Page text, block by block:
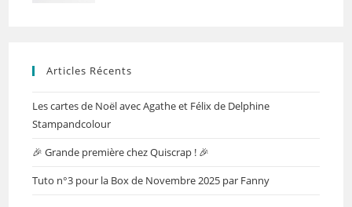
Articles Récents
Les cartes de Noël avec Agathe et Félix de Delphine
Stampandcolour
🎉 Grande première chez Quiscrap ! 🎉
Tuto n°3 pour la Box de Novembre 2025 par Fanny